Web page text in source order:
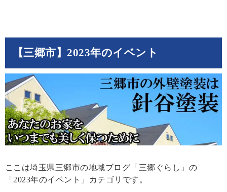
【三郷市】2023年のイベント
ここは埼玉県三郷市の地域ブログ「三郷ぐらし」の
「2023年のイベント」カテゴリです。